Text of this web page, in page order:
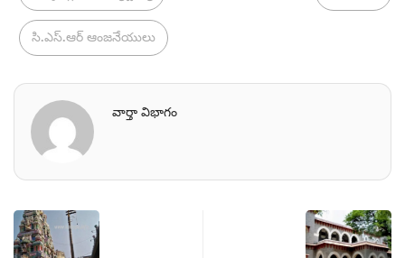
సి.ఎస్.ఆర్ ఆంజనేయులు
వార్తా విభాగం